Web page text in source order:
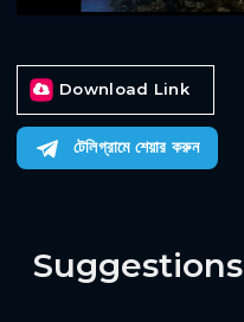
Download Link
টেলিগ্রামে শেয়ার করুন
Suggestions